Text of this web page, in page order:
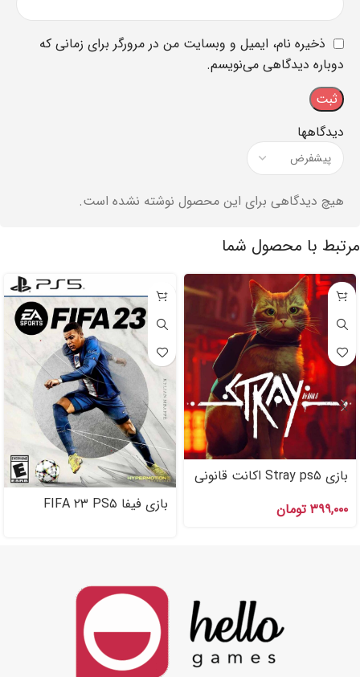
دیدگاهها
هیچ دیدگاهی برای این محصول نوشته نشده است.
ذخیره نام، ایمیل و وبسایت من در مرورگر برای زمانی که
دوباره دیدگاهی می‌نویسم.
مرتبط با محصول شما
بازی Stray ps۵ اکانت قانونی
۳۹۹,۰۰۰ تومان
بازی فیفا FIFA ۲۳ PS۵